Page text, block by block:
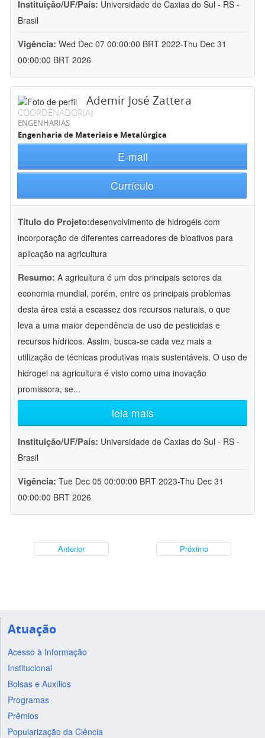
Instituição/UF/País: Universidade de Caxias do Sul - RS -
Brasil
Vigência: Wed Dec 07 00:00:00 BRT 2022-Thu Dec 31
00:00:00 BRT 2026
Ademir José Zattera
COORDENADOR(A)
ENGENHARIAS
Engenharia de Materiais e Metalúrgica
E-mail
Currículo
Título do Projeto:desenvolvimento de hidrogéis com
incorporação de diferentes carreadores de bioativos para
aplicação na agricultura
Resumo: A agricultura é um dos principais setores da
economia mundial, porém, entre os principais problemas
desta área está a escassez dos recursos naturais, o que
leva a uma maior dependência de uso de pesticidas e
recursos hídricos. Assim, busca-se cada vez mais a
utilização de técnicas produtivas mais sustentáveis. O uso de
hidrogel na agricultura é visto como uma inovação
promissora, se...
leia mais
Instituição/UF/País: Universidade de Caxias do Sul - RS -
Brasil
Vigência: Tue Dec 05 00:00:00 BRT 2023-Thu Dec 31
00:00:00 BRT 2026
Anterior Próximo
Atuação
Acesso à Informação
Institucional
Bolsas e Auxílios
Programas
Prêmios
Popularização da Ciência